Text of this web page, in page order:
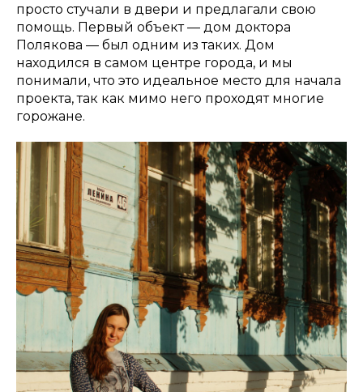
просто стучали в двери и предлагали свою
помощь. Первый объект — дом доктора
Полякова — был одним из таких. Дом
находился в самом центре города, и мы
понимали, что это идеальное место для начала
проекта, так как мимо него проходят многие
горожане.